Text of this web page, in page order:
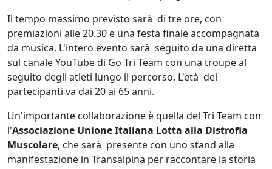
Il tempo massimo previsto sarà di tre ore, con
premiazioni alle 20.30 e una festa finale accompagnata
da musica. L'intero evento sarà seguito da una diretta
sul canale YouTube di Go Tri Team con una troupe al
seguito degli atleti lungo il percorso. L'età dei
partecipanti va dai 20 ai 65 anni.
Un'importante collaborazione è quella del Tri Team con
l'Associazione Unione Italiana Lotta alla Distrofia
Muscolare, che sarà presente con uno stand alla
manifestazione in Transalpina per raccontare la storia